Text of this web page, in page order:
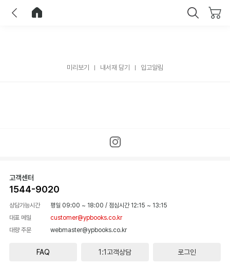
미리보기 내서재 담기 입고알림
고객센터
1544-9020
상담가능시간 평일 09:00 ~ 18:00 / 점심시간 12:15 ~ 13:15
대표 메일
customer@ypbooks.co.kr
대량 주문
webmaster@ypbooks.co.kr
FAQ 1:1고객상담 로그인